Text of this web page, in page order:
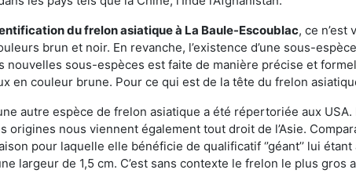
du frelon asiatiqueà La Baule-Escoublac, ce
brun et noir. En revanche, l’existence d’une sous-
nouvelles sous-espèces est faite de manière précise et
en couleur brune. Pour ce qui est de la tête du frelon
autre espèce de frelon asiatique a été répertoriée aux
origines nous viennent également tout droit de l’Asie.
pour laquelle elle bénéficie de qualificatif ‘’géant’’ lui
largeur de 1,5 cm. C’est sans contexte le frelon le plus